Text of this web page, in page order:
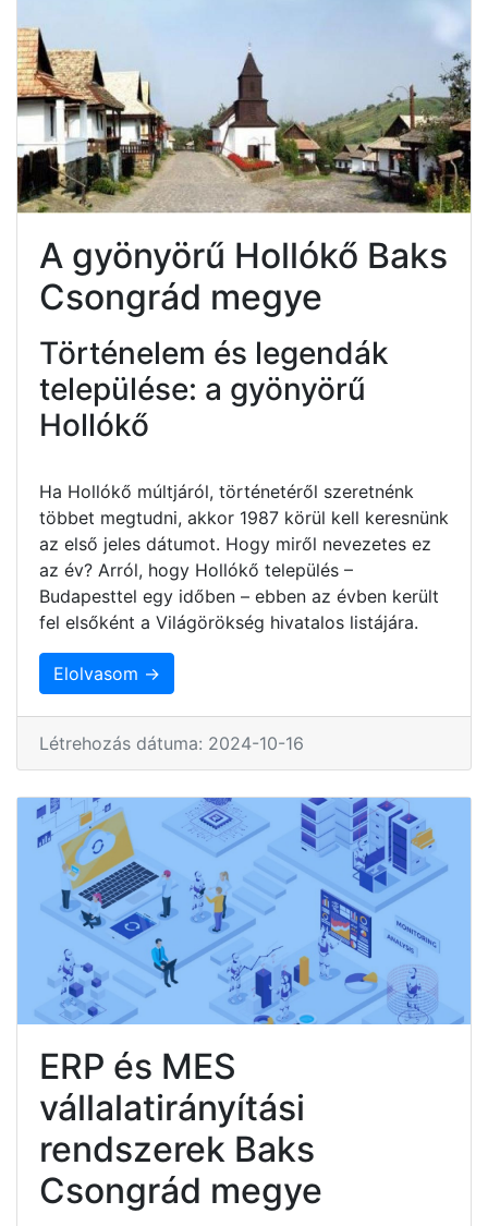
A gyönyörű Hollókő Baks
Csongrád megye
Történelem és legendák
települése: a gyönyörű
Hollókő
Ha Hollókő múltjáról, történetéről szeretnénk
többet megtudni, akkor 1987 körül kell keresnünk
az első jeles dátumot. Hogy miről nevezetes ez
az év? Arról, hogy Hollókő település –
Budapesttel egy időben – ebben az évben került
fel elsőként a Világörökség hivatalos listájára.
Elolvasom →
Létrehozás dátuma: 2024-10-16
ERP és MES
vállalatirányítási
rendszerek Baks
Csongrád megye